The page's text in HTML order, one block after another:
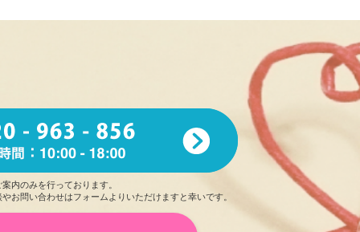
る人だと思いました。リラックスした楽しい一時で
に、元気いっぱいな子だと感じました！
とも思いました。
内のみを行っております。
お問い合わせはフォームよりいただけますと幸いです。